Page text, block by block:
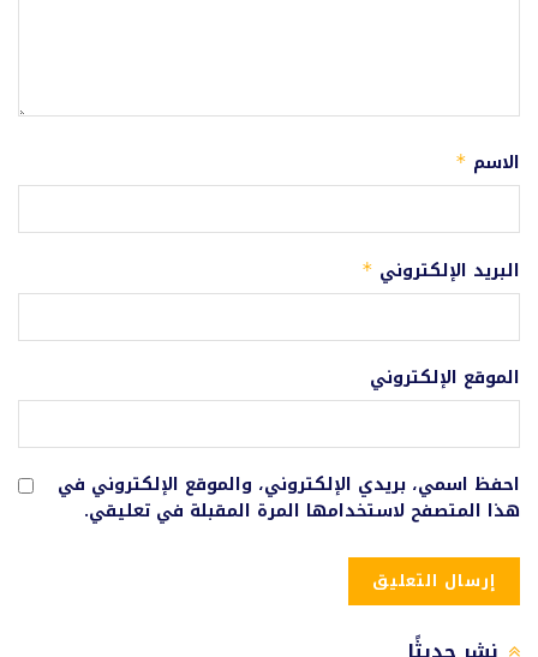
الاسم *
البريد الإلكتروني *
الموقع الإلكتروني
احفظ اسمي، بريدي الإلكتروني، والموقع الإلكتروني في
هذا المتصفح لاستخدامها المرة المقبلة في تعليقي.